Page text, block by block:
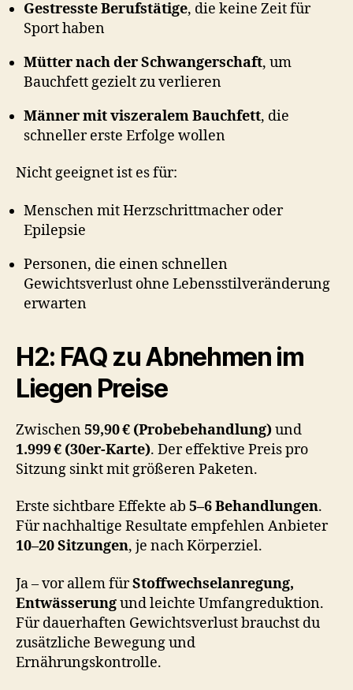
Gestresste Berufstätige, die keine Zeit für
Sport haben
Mütter nach der Schwangerschaft, um
Bauchfett gezielt zu verlieren
Männer mit viszeralem Bauchfett, die
schneller erste Erfolge wollen
Nicht geeignet ist es für:
Menschen mit Herzschrittmacher oder
Epilepsie
Personen, die einen schnellen
Gewichtsverlust ohne Lebensstilveränderung
erwarten
H2: FAQ zu Abnehmen im
Liegen Preise
Zwischen59,90 € (Probebehandlung)und
1.999 € (30er-Karte). Der effektive Preis pro
Sitzung sinkt mit größeren Paketen.
Erste sichtbare Effekte ab 5–6 Behandlungen.
Für nachhaltige Resultate empfehlen Anbieter
10–20 Sitzungen, je nach Körperziel.
Ja – vor allem fürStoffwechselanregung,
Entwässerungund leichte Umfangreduktion.
Für dauerhaften Gewichtsverlust brauchst du
zusätzliche Bewegung und
Ernährungskontrolle.